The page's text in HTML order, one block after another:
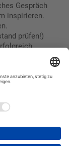
Gespräch
inspirieren.
prüfen!)